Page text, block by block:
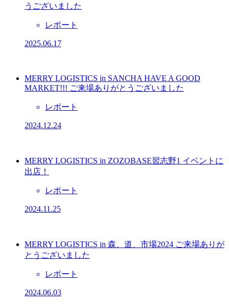
うございました
レポート
2025.06.17
MERRY LOGISTICS in SANCHA HAVE A GOOD
MARKET!!! ご来場ありがとうございました
レポート
2024.12.24
MERRY LOGISTICS in ZOZOBASE習志野1 イベントに
出店！
レポート
2024.11.25
MERRY LOGISTICS in 森、道、市場2024 ご来場ありが
とうございました
レポート
2024.06.03